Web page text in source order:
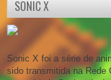
SONIC X
Sonic X foi a série de
sido transmitida na Rede